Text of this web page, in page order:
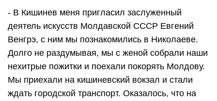
- В Кишинев меня пригласил заслуженный
деятель искусств Молдавской СССР Евгений
Венгрэ, с ним мы познакомились в Николаеве.
Долго не раздумывая, мы с женой собрали наши
нехитрые пожитки и поехали покорять Молдову.
Мы приехали на кишиневский вокзал и стали
ждать городской транспорт. Оказалось, что на